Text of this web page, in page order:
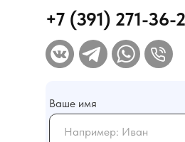
Ваше имя
+7 (391) 271-36-